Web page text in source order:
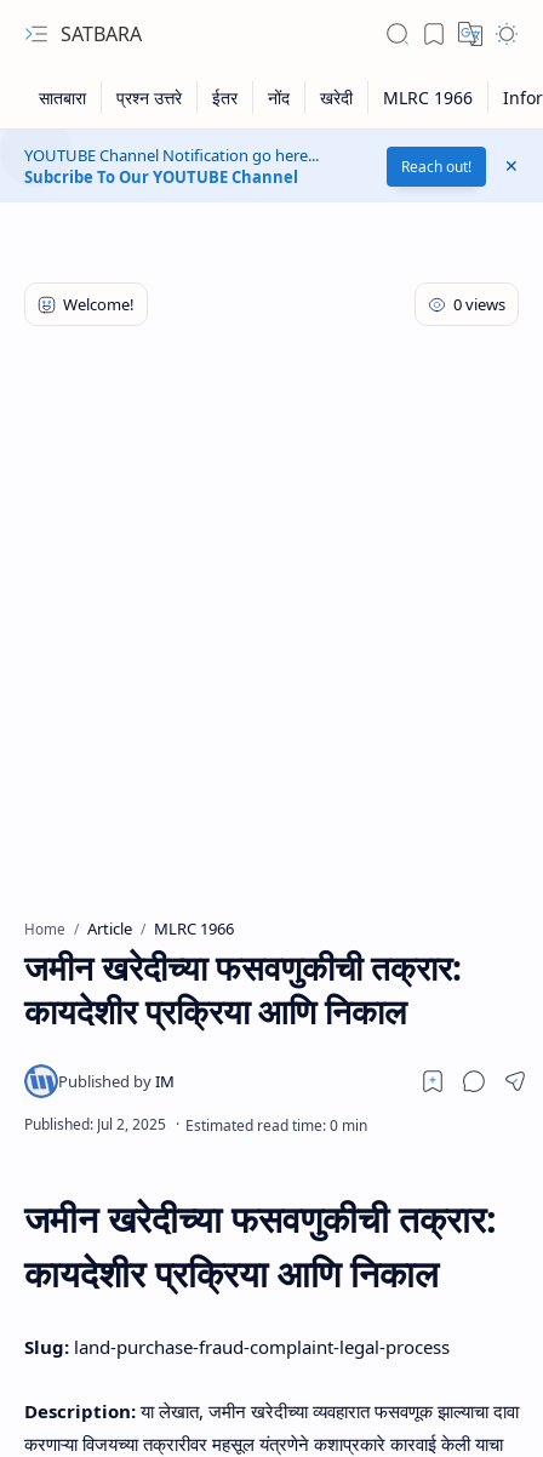
SATBARA
YOUTUBE Channel Notification go here...
Subcribe To Our YOUTUBE Channel
Reach out!
Home Article MLRC 1966
जमीन खरेदीच्या फसवणुकीची तक्रार:
कायदेशीर प्रक्रिया आणि निकाल
जमीन खरेदीच्या फसवणुकीची तक्रार:
कायदेशीर प्रक्रिया आणि निकाल
Slug: land-purchase-fraud-complaint-legal-process
Description:या लेखात, जमीन खरेदीच्या व्यवहारात फसवणूक झाल्याचा दावा
करणाऱ्या विजयच्या तक्रारीवर महसूल यंत्रणेने कशाप्रकारे कारवाई केली याचा